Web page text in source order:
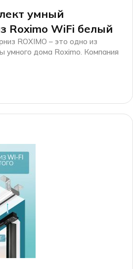
умный
Roximo WiFi белый
ROXIMO – это одно из
умного дома Roximo. Компания
комплектующие для
на российских
а финальная сборка
осуществляется на